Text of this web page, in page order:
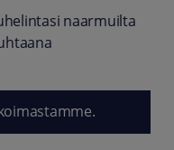
naarmuilta